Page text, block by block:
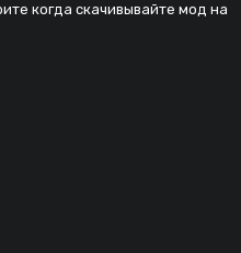
когда скачивывайте мод на